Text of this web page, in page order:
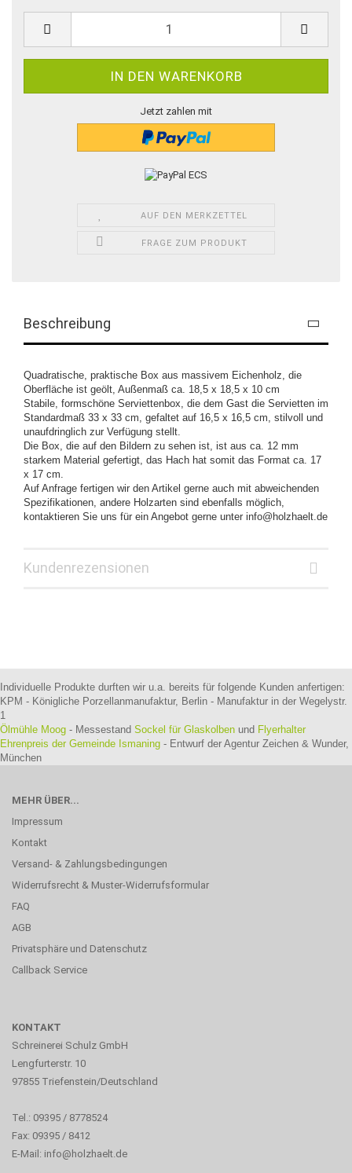
Jetzt zahlen mit
AUF DEN MERKZETTEL
FRAGE ZUM PRODUKT
Beschreibung
Quadratische, praktische Box aus massivem Eichenholz, die
Oberfläche ist geölt, Außenmaß ca. 18,5 x 18,5 x 10 cm
Stabile, formschöne Serviettenbox, die dem Gast die Servietten im
Standardmaß 33 x 33 cm, gefaltet auf 16,5 x 16,5 cm, stilvoll und
unaufdringlich zur Verfügung stellt.
Die Box, die auf den Bildern zu sehen ist, ist aus ca. 12 mm
starkem Material gefertigt, das Hach hat somit das Format ca. 17
x 17 cm.
Auf Anfrage fertigen wir den Artikel gerne auch mit abweichenden
Spezifikationen, andere Holzarten sind ebenfalls möglich,
kontaktieren Sie uns für ein Angebot gerne unter info@holzhaelt.de
Kundenrezensionen
Individuelle Produkte durften wir u.a. bereits für folgende Kunden anfertigen:
KPM - Königliche Porzellanmanufaktur, Berlin - Manufaktur in der Wegelystr.
1
Ölmühle Moog - Messestand Sockel für Glaskolben und Flyerhalter
Ehrenpreis der Gemeinde Ismaning - Entwurf der Agentur Zeichen & Wunder,
München
MEHR ÜBER...
Impressum
Kontakt
Versand- & Zahlungsbedingungen
Widerrufsrecht & Muster-Widerrufsformular
FAQ
AGB
Privatsphäre und Datenschutz
Callback Service
KONTAKT
Schreinerei Schulz GmbH
Lengfurterstr. 10
97855 Triefenstein/Deutschland
Tel.: 09395 / 8778524
Fax: 09395 / 8412
E-Mail: info@holzhaelt.de